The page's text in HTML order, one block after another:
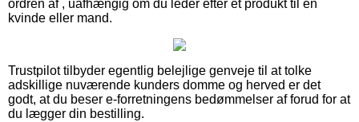
ordren af , uafhængig om du leder efter et produkt til en
kvinde eller mand.
Trustpilot tilbyder egentlig belejlige genveje til at tolke
adskillige nuværende kunders domme og herved er det
godt, at du beser e-forretningens bedømmelser af forud for at
du lægger din bestilling.